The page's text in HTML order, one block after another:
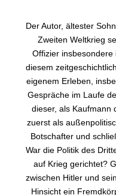
Der Autor, ältester
Zweiten Weltkrieg
Offizier insbesondere
diesem
eigenem Erleben,
Gespräche im Laufe
dieser, als Kaufmann
zuerst als
Botschafter und
War die Politik des
auf Krieg gerichtet?
zwischen Hitler und
Hinsicht ein